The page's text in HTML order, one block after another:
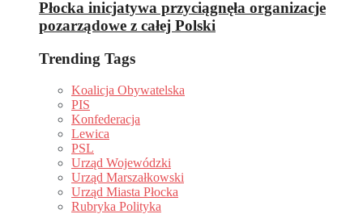
Płocka inicjatywa przyciągnęła organizacje
pozarządowe z całej Polski
Trending Tags
Koalicja Obywatelska
PIS
Konfederacja
Lewica
PSL
Urząd Wojewódzki
Urząd Marszałkowski
Urząd Miasta Płocka
Rubryka Polityka